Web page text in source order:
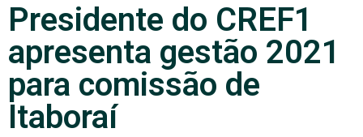
Presidente do CREF1
apresenta gestão 2021
para comissão de
Itaboraí